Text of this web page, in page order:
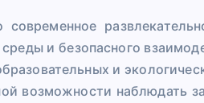
и безопасного
и
возможности наблюдать